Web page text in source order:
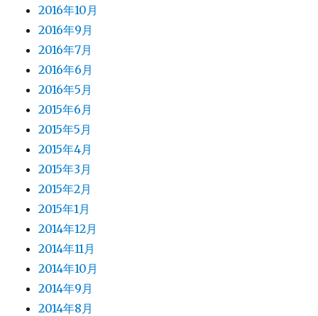
2016年10月
2016年9月
2016年7月
2016年6月
2016年5月
2015年6月
2015年5月
2015年4月
2015年3月
2015年2月
2015年1月
2014年12月
2014年11月
2014年10月
2014年9月
2014年8月